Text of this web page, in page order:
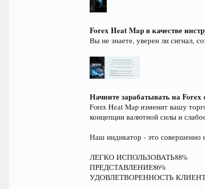
Forex Heat Map в качестве
Вы не знаете, уверен ли сигнал,
Начните зарабатывать на Forex
Forex Heat Map изменит вашу
концепции валютной силы и
Наш индикатор - это совершенно
ЛЕГКО ИСПОЛЬЗОВАТЬ88%
ПРЕДСТАВЛЕНИЕ86%
УДОВЛЕТВОРЕННОСТЬ